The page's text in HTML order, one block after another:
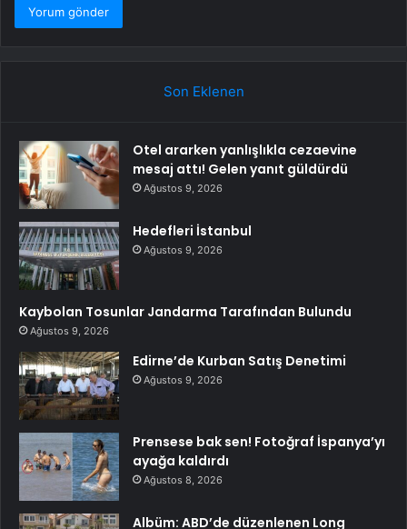
Son Eklenen
Otel ararken yanlışlıkla cezaevine
mesaj attı! Gelen yanıt güldürdü
Ağustos 9, 2026
Hedefleri İstanbul
Ağustos 9, 2026
Kaybolan Tosunlar Jandarma Tarafından Bulundu
Ağustos 9, 2026
Edirne’de Kurban Satış Denetimi
Ağustos 9, 2026
Prensese bak sen! Fotoğraf İspanya’yı
ayağa kaldırdı
Ağustos 8, 2026
Albüm: ABD’de düzenlenen Long